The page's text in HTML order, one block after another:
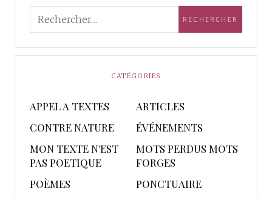
CATÉGORIES
APPEL A TEXTES
ARTICLES
CONTRE NATURE
ÉVÉNEMENTS
MON TEXTE N'EST
PAS POETIQUE
MOTS PERDUS MOTS
FORGES
POÈMES
PONCTUAIRE